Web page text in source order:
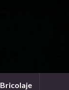
Bricolaje